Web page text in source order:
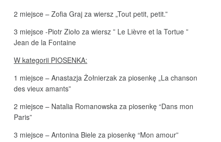
2 miejsce – Zofia Graj za wiersz „Tout petit, petit.”
3 miejsce -Piotr Zioło za wiersz ” Le Lièvre et la Tortue ”
Jean de la Fontaine
W kategorii PIOSENKA:
1 miejsce – Anastazja Żołnierzak za piosenkę „La chanson
des vieux amants”
2 miejsce – Natalia Romanowska za piosenkę “Dans mon
Paris”
3 miejsce – Antonina Biele za piosenkę “Mon amour”